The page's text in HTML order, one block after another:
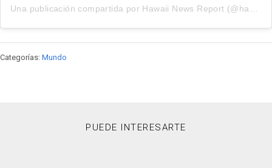
Categorías: Mundo
PUEDE INTERESARTE